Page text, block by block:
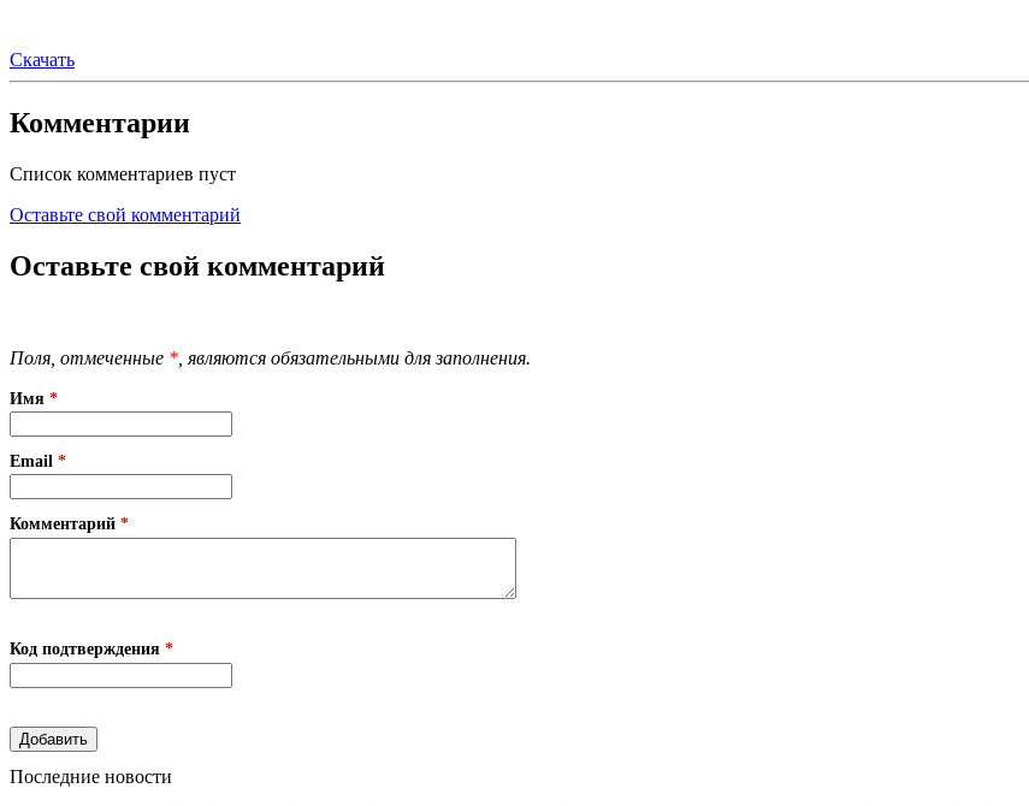
Скачать
Комментарии
Список комментариев пуст
Оставьте свой комментарий
Оставьте свой комментарий
Поля, отмеченные * , являются обязательными для заполнения.
Имя *
Email *
Комментарий *
Код подтверждения *
Последние новости